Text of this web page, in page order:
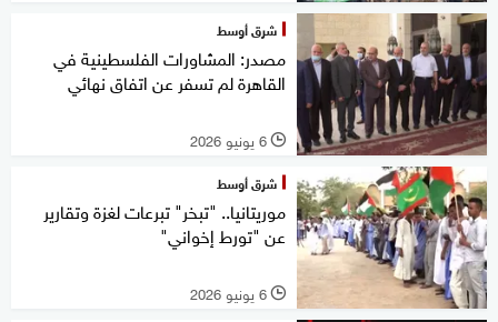
شرق أوسط
مصدر: المشاورات الفلسطينية في
القاهرة لم تسفر عن اتفاق نهائي
l 6 يونيو 2026
شرق أوسط
موريتانيا.. "تبخر" تبرعات لغزة وتقارير
عن "تورط إخواني"
l 6 يونيو 2026